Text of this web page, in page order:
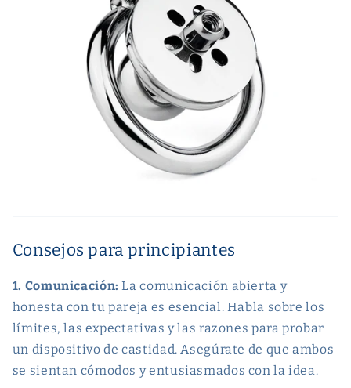
Consejos para principiantes
1. Comunicación: La comunicación abierta y
honesta con tu pareja es esencial. Habla sobre los
límites, las expectativas y las razones para probar
un dispositivo de castidad. Asegúrate de que ambos
se sientan cómodos y entusiasmados con la idea.